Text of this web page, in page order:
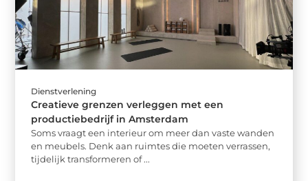
Dienstverlening
Creatieve grenzen verleggen met een
productiebedrijf in Amsterdam
Soms vraagt een interieur om meer dan vaste wanden
en meubels. Denk aan ruimtes die moeten verrassen,
tijdelijk transformeren of ...